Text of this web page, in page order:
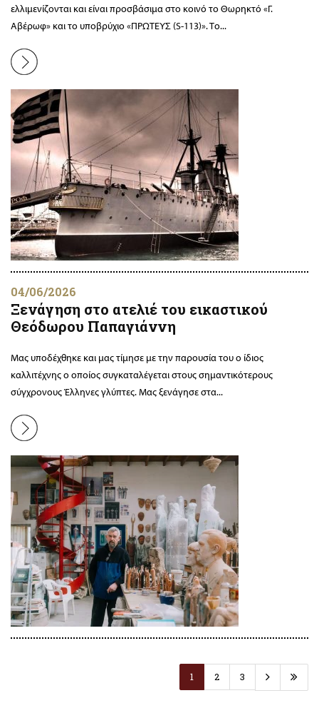
ελλιμενίζονται και είναι προσβάσιμα στο κοινό το Θωρηκτό «Γ.
Αβέρωφ» και το υποβρύχιο «ΠΡΩΤΕΥΣ (S-113)». Το...
04/06/2026
Ξενάγηση στο ατελιέ του εικαστικού
Θεόδωρου Παπαγιάννη
Μας υποδέχθηκε και μας τίμησε με την παρουσία του ο ίδιος
καλλιτέχνης ο οποίος συγκαταλέγεται στους σημαντικότερους
σύγχρονους Έλληνες γλύπτες. Μας ξενάγησε στα...
1 2 3